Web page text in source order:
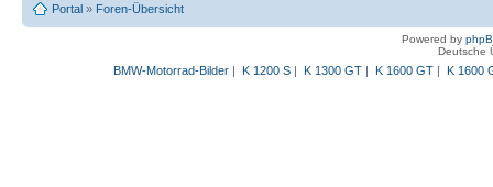
Portal » Foren-Übersicht
Powered by
Deutsche
BMW-Motorrad-Bilder| K 1200 S| K 1300 GT| K 1600 GT| K 1600